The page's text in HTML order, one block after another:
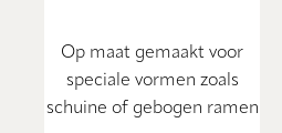
Op maat gemaakt voor
speciale vormen zoals
schuine of gebogen ramen